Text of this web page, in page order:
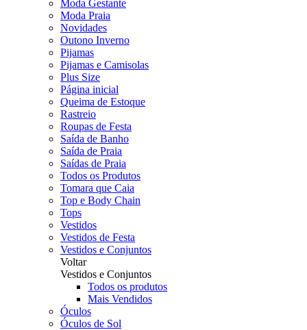
Moda Gestante
Moda Praia
Novidades
Outono Inverno
Pijamas
Pijamas e Camisolas
Plus Size
Página inicial
Queima de Estoque
Rastreio
Roupas de Festa
Saída de Banho
Saída de Praia
Saídas de Praia
Todos os Produtos
Tomara que Caia
Top e Body Chain
Tops
Vestidos
Vestidos de Festa
Vestidos e Conjuntos
Voltar
Vestidos e Conjuntos
Todos os produtos
Mais Vendidos
Óculos
Óculos de Sol